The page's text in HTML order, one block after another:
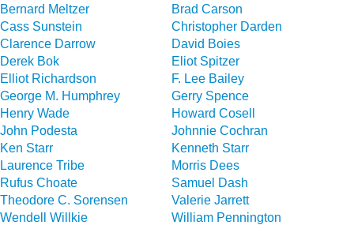
Bernard Meltzer
Brad Carson
Cass Sunstein
Christopher Darden
Clarence Darrow
David Boies
Derek Bok
Eliot Spitzer
Elliot Richardson
F. Lee Bailey
George M. Humphrey
Gerry Spence
Henry Wade
Howard Cosell
John Podesta
Johnnie Cochran
Ken Starr
Kenneth Starr
Laurence Tribe
Morris Dees
Rufus Choate
Samuel Dash
Theodore C. Sorensen
Valerie Jarrett
Wendell Willkie
William Pennington